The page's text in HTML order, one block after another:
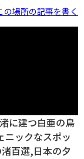
の場所の記事を書く
に建つ白亜の鳥
ニックなスポッ
百選,日本の夕